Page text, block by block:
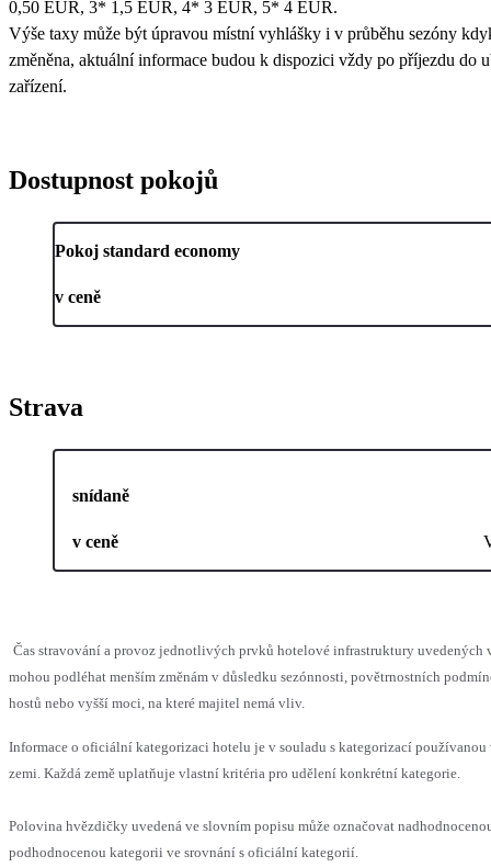
0,50 EUR, 3* 1,5 EUR, 4* 3 EUR, 5* 4 EUR.
Výše taxy může být úpravou místní vyhlášky i v průběhu sezóny
změněna, aktuální informace budou k dispozici vždy po příjezdu do
zařízení.
Dostupnost pokojů
Pokoj standard economy
v ceně
Strava
snídaně
v ceně
Čas stravování a provoz jednotlivých prvků hotelové infrastruktury uvedených
mohou podléhat menším změnám v důsledku sezónnosti, povětrnostních
hostů nebo vyšší moci, na které majitel nemá vliv.
Informace o oficiální kategorizaci hotelu je v souladu s kategorizací používanou
zemi. Každá země uplatňuje vlastní kritéria pro udělení konkrétní kategorie.
Polovina hvězdičky uvedená ve slovním popisu může označovat
podhodnocenou kategorii ve srovnání s oficiální kategorií.